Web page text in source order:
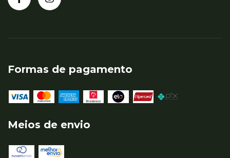
Formas de pagamento
Meios de envio